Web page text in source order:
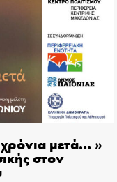
μετά… »
στον